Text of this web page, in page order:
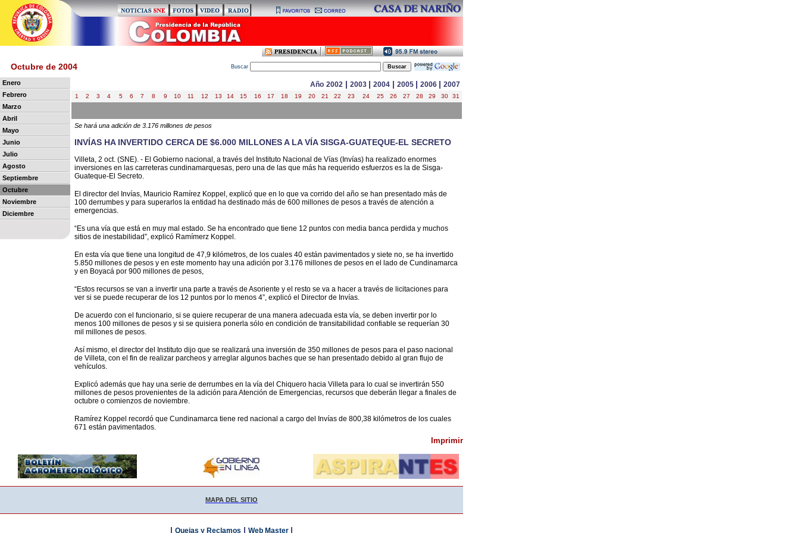
Octubre de 2004 Buscar
Enero
Febrero
Marzo
Abril
Mayo
Junio
Julio
Agosto
Septiembre
Octubre
Noviembre
Diciembre
Año 2002 | 2003 | 2004 | 2005 | 2006 | 2007
1 2 3 4 5 6 7 8 9 10 11 12 13 14 15 16 17 18 19 20 21 22 23 24 25 26 27 28 29 30 31
Se hará una adición de 3.176 millones de pesos
INVÍAS HA INVERTIDO CERCA DE $6.000 MILLONES A LA VÍA SISGA-GUATEQUE-EL SECRETO
Villeta, 2 oct. (SNE). - El Gobierno nacional, a través del Instituto Nacional de Vías (Invías) ha realizado enormes
inversiones en las carreteras cundinamarquesas, pero una de las que más ha requerido esfuerzos es la de Sisga-
Guateque-El Secreto.
El director del Invías, Mauricio Ramírez Koppel, explicó que en lo que va corrido del año se han presentado más de
100 derrumbes y para superarlos la entidad ha destinado más de 600 millones de pesos a través de atención a
emergencias.
“Es una vía que está en muy mal estado. Se ha encontrado que tiene 12 puntos con media banca perdida y muchos
sitios de inestabilidad”, explicó Ramímerz Koppel.
En esta vía que tiene una longitud de 47,9 kilómetros, de los cuales 40 están pavimentados y siete no, se ha invertido
5.850 millones de pesos y en este momento hay una adición por 3.176 millones de pesos en el lado de Cundinamarca
y en Boyacá por 900 millones de pesos,
“Estos recursos se van a invertir una parte a través de Asoriente y el resto se va a hacer a través de licitaciones para
ver si se puede recuperar de los 12 puntos por lo menos 4”, explicó el Director de Invías.
De acuerdo con el funcionario, si se quiere recuperar de una manera adecuada esta vía, se deben invertir por lo
menos 100 millones de pesos y si se quisiera ponerla sólo en condición de transitabilidad confiable se requerían 30
mil millones de pesos.
Así mismo, el director del Instituto dijo que se realizará una inversión de 350 millones de pesos para el paso nacional
de Villeta, con el fin de realizar parcheos y arreglar algunos baches que se han presentado debido al gran flujo de
vehículos.
Explicó además que hay una serie de derrumbes en la vía del Chiquero hacia Villeta para lo cual se invertirán 550
millones de pesos provenientes de la adición para Atención de Emergencias, recursos que deberán llegar a finales de
octubre o comienzos de noviembre.
Ramírez Koppel recordó que Cundinamarca tiene red nacional a cargo del Invías de 800,38 kilómetros de los cuales
671 están pavimentados.
Imprimir
MAPA DEL SITIO
| Quejas y Reclamos | Web Master |